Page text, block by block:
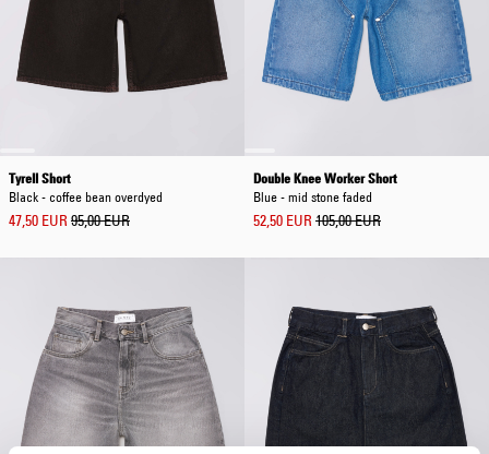
Tyrell Short
Black - coffee bean overdyed
47,50 EUR 95,00 EUR
Double Knee Worker Short
Blue - mid stone faded
52,50 EUR 105,00 EUR